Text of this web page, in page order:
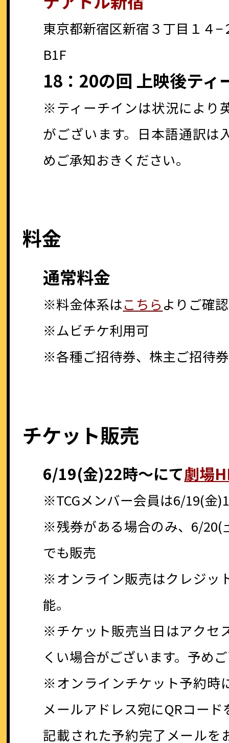
東京都新宿区新宿３丁目１４
B1F
18：20の回 上映後ティ
※ティーチインは状況により
がございます。日本語通訳は
めご承知おきください。
料金
通常料金
※料金体系はこちらよりご確
※ムビチケ利用可
※各種ご招待券、株主ご招待
チケット販売
6/19(金)22時～にて劇場
※TCGメンバー会員は6/19(金
※残券がある場合のみ、6/20(
でも販売
※オンライン販売はクレジッ
能。
※チケット販売当日はアクセ
くい場合がございます。予め
※オンラインチケット予約時
メールアドレス宛にQRコー
記載された予約完了メールを